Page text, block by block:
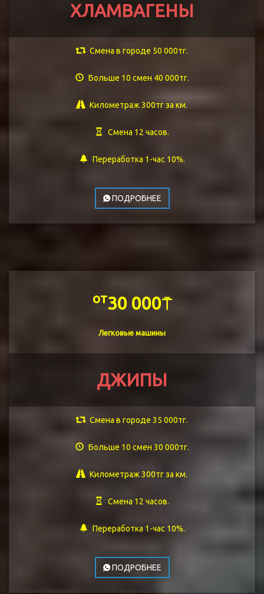
ХЛАМВАГЕНЫ
Смена в городе 50 000тг.
Больше 10 смен 40 000тг.
Километраж 300тг за км.
Смена 12 часов.
Переработка 1-час 10%.
ПОДРОБНЕЕ
от30 000⍑
Легковые машины
ДЖИПЫ
Смена в городе 35 000тг.
Больше 10 смен 30 000тг.
Километраж 300тг за км.
Смена 12 часов.
Переработка 1-час 10%.
ПОДРОБНЕЕ